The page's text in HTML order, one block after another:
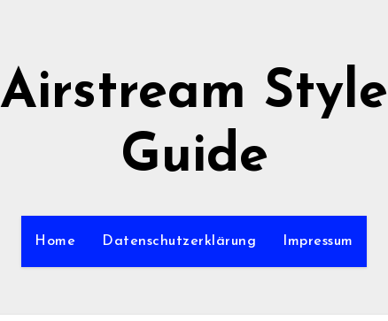
Airstream Style
Guide
Home Datenschutzerklärung Impressum